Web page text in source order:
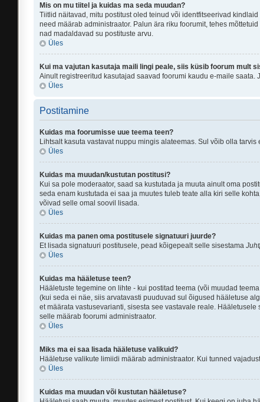
Mis on mu tiitel ja kuidas ma seda muudan?
Tiitlid näitavad, mitu postitust oled teinud või identfitseerivad
need määrab administraator. Palun ära riku foorumit, tehes
nad madaldavad su postituste arvu.
Üles
Kui ma vajutan kasutaja maili lingi peale, siis küsib foorum mult
Ainult registreeritud kasutajad saavad foorumi kaudu e-maile
Üles
Postitamine
Kuidas ma foorumisse uue teema teen?
Lihtsalt kasuta vastavat nuppu mingis alateemas. Sul võib olla
Üles
Kuidas ma muudan/kustutan postitusi?
Kui sa pole moderaator, saad sa kustutada ja muuta ainult oma
seda enam kustutada ei saa ja muutes tuleb teate alla kiri selle
võivad selle omal soovil lisada.
Üles
Kuidas ma panen oma postitusele signatuuri juurde?
Et lisada signatuuri postitusele, pead kõigepealt selle sisestama
Üles
Kuidas ma hääletuse teen?
Hääletuste tegemine on lihte - kui postitad teema (või muudad
(kui seda ei näe, siis arvatavasti puuduvad sul õigused hääletuse
et määrata vastusevarianti, sisesta see vastavale reale.
selle määrab foorumi administraator.
Üles
Miks ma ei saa lisada hääletuse valikuid?
Hääletuse valikute limiidi määrab administraator. Kui tunned
Üles
Kuidas ma muudan või kustutan hääletuse?